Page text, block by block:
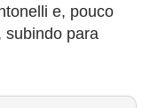
e, pouco
subindo para